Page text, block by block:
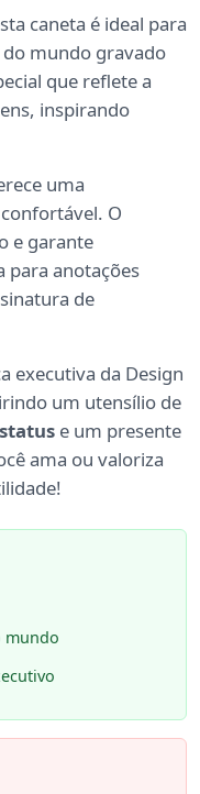
caneta é ideal para
mundo gravado
que reflete a
inspirando
uma
O
e garante
para anotações
de
executiva da Design
um utensílio de
e um presente
ama ou valoriza
mundo